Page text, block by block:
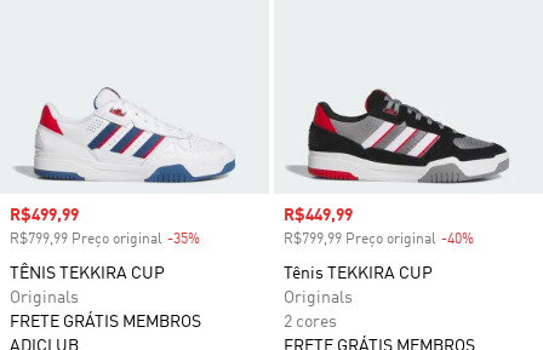
Preço com desconto
R$499,99
R$799,99 Preço original -35%
TÊNIS TEKKIRA CUP
Originals
FRETE GRÁTIS MEMBROS
ADICLUB
Preço com desconto
R$449,99
R$799,99 Preço original -40%
Tênis TEKKIRA CUP
Originals
2 cores
FRETE GRÁTIS MEMBROS